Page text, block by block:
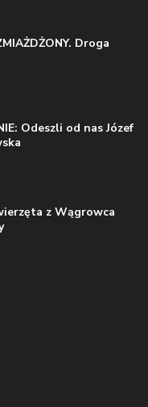
Droga
Odeszli od nas Józef
z Wągrowca